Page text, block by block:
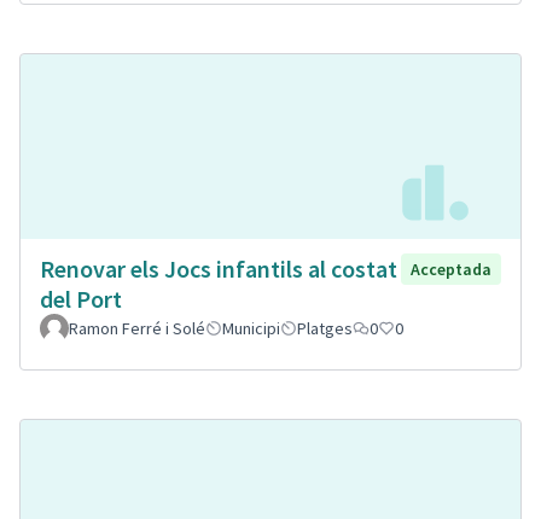
Renovar els Jocs infantils al costat
del Port
Acceptada
Ramon Ferré i Solé Municipi Platges 0 0